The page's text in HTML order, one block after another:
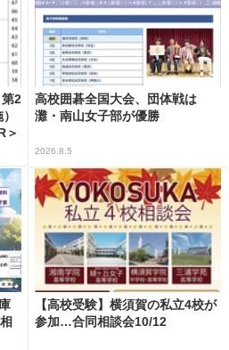
2
＞
高校囲碁全国大会、団体戦は
灘・南山女子部が優勝
2026.8.5
【高校受験】横須賀の私立4校が
参加…合同相談会10/12